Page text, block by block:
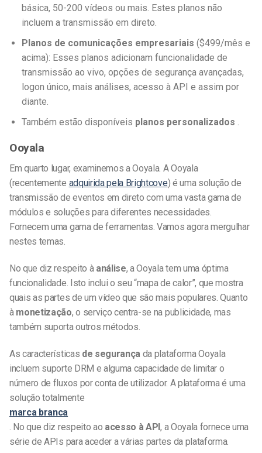
básica, 50-200 vídeos ou mais. Estes planos não
incluem a transmissão em direto.
Planos de comunicações empresariais ($499/mês e
acima): Esses planos adicionam funcionalidade de
transmissão ao vivo, opções de segurança avançadas,
logon único, mais análises, acesso à API e assim por
diante.
Também estão disponíveis planos personalizados
Ooyala
Em quarto lugar, examinemos a Ooyala. A Ooyala
(recentemente adquirida pela Brightcove) é uma solução de
transmissão de eventos em direto com uma vasta gama de
módulos e soluções para diferentes necessidades.
Fornecem uma gama de ferramentas. Vamos agora mergulhar
nestes temas.
No que diz respeito à análise, a Ooyala tem uma óptima
funcionalidade. Isto inclui o seu “mapa de calor”, que mostra
quais as partes de um vídeo que são mais populares. Quanto
à monetização, o serviço centra-se na publicidade, mas
também suporta outros métodos.
As características de segurança da plataforma Ooyala
incluem suporte DRM e alguma capacidade de limitar o
número de fluxos por conta de utilizador. A plataforma é uma
solução totalmente
marca branca
. No que diz respeito ao acesso à API, a Ooyala fornece uma
série de APIs para aceder a várias partes da plataforma.